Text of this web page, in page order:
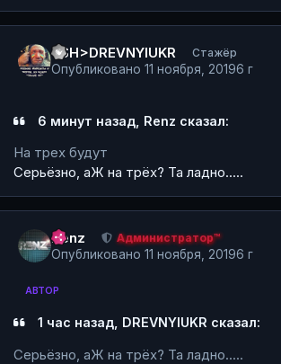
<SH>DREVNYIUKR Стажёр
Опубликовано 11 ноября, 20196 г
6 минут назад, Renz сказал:
На трех будут
Серьёзно, аЖ на трёх? Та ладно.....
Renz Администратор™
Опубликовано 11 ноября, 20196 г
АВТОР
1 час назад, DREVNYIUKR сказал:
Серьёзно, аЖ на трёх? Та ладно.....